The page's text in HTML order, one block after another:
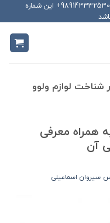
ارتباط سریع با مدیر فروش : مهندس اسماعیلی 989143332530+ این شماره
لوازم ولوو
همراه معرفی
آن
سیروان اسماعیلی